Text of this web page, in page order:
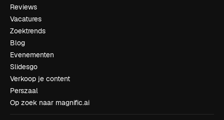
Reviews
Vacatures
Zoektrends
Blog
Evenementen
Slidesgo
Verkoop je content
Perszaal
Op zoek naar magnific.ai